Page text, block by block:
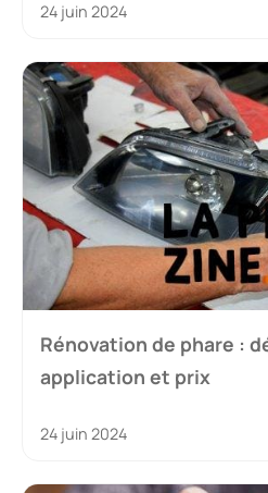
24 juin 2024
Rénovation de phare :
application et prix
24 juin 2024